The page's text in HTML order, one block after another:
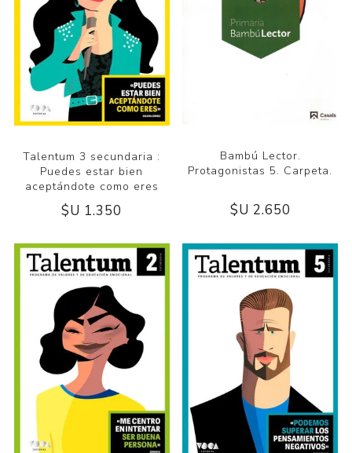
Talentum 3 secundaria :
Puedes estar bien
aceptándote como eres
$U 1.350
Bambú Lector.
Protagonistas 5. Carpeta.
$U 2.650